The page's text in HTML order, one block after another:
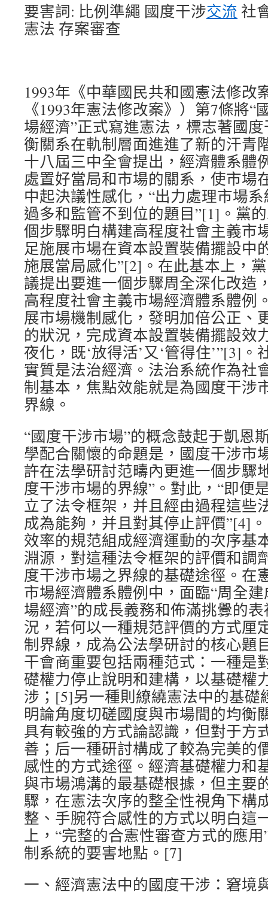
要害詞: 比例準繩 國度干涉交流 社
憲法 存案審查
1993年《中華國民共和國憲法修改
《1993年憲法修改案》）第7條將
場經濟”正式寫進憲法，標志著國
衡關系在軌制層面進進了新的汗青
十八屆三中全會提出，經濟體系體
處置好當局和市場的關系，使市場
中起決議性感化，“出力處理市場
過多和監管不到位的題目”[1]。黨
個步驟明白構建高程度社會主義市
足施展市場在資本設置裝備擺設中
施展當局感化”[2]。在此基本上，
議提出要進一個步驟周全深化改造
高程度社會主義市場經濟體系體例
展市場機制感化，發明加倍公正、
的狀況，完成資本設置裝備擺設效
夜化，既‘放得活’又‘管得住’”[3]
實質是法治經濟。法治系統作為社
制基本，焦點效能就是為國度干涉
界線。
“國度干涉市場”的概念鼓起于凱恩
學配合關懷的命題是，國度干涉市
許在法學研討范疇內更進一個步驟
度干涉市場的界線”。對此，“即便
立了法令框架，并且經由過程這些
成為能夠，并且對其停止評價”[4]
效率的規范組成經濟運動的次序基
淵源，對這種法令框架的評價和調
度干涉市場之界線的基礎途徑。在
市場經濟體系體例中，面臨“周全
場經濟”的成長義務和佈滿挑釁的
況，若何以一種規范評價的方式厘
制界線，成為公法學研討的核心題
干會商重要包括兩種范式：一種是
礎權力停止說明和建構，以基礎權
涉；[5]另一種則繚繞憲法中的基礎
明論角度切磋國度與市場間的均衡
具有較強的方式論認識，但對于方
善；后一種研討構成了較為完美的
感性的方式途徑。經濟基礎權力和
與市場鴻溝的最基礎根據，但主要
驟，在憲法次序的整全性視角下構
整、手腕符合感性的方式以明白這
上，“完整的合憲性審查方式的應
制系統的要害地點。[7]
一、經濟憲法中的國度干涉：窘境